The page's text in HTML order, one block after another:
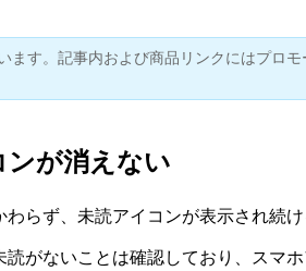
す。記事内および商品リンクにはプロ
ンが消えない
らず、未読アイコンが表示され続
がないことは確認しており、スマ